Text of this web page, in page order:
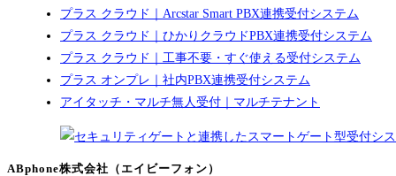
プラス クラウド｜Arcstar Smart PBX連携受付システム
プラス クラウド｜ひかりクラウドPBX連携受付システム
プラス クラウド｜工事不要・すぐ使える受付システム
プラス オンプレ｜社内PBX連携受付システム
アイタッチ・マルチ無人受付｜マルチテナント
ABphone株式会社（エイビーフォン）